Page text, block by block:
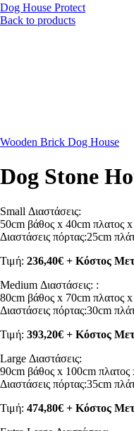
Dog House Protect
Back to products
Wooden Brick Dog House
Dog Stone
Small Διαστάσεις:
50cm βάθος x 40cm πλατος
Διαστάσεις πόρτας:25cm
Τιμή: 236,40€ + Κόστος
Medium Διαστάσεις: :
80cm βάθος x 70cm πλατος
Διαστάσεις πόρτας:30cm
Τιμή: 393,20€ + Κόστος
Large Διαστάσεις:
90cm βάθος x 100cm
Διαστάσεις πόρτας:35cm
Τιμή: 474,80€ + Κόστος